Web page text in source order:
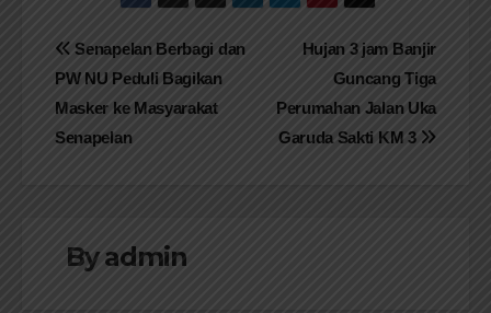
Navigasi
pos
Hujan 3 jam Banjir
Guncang Tiga
Perumahan Jalan Uka
Garuda Sakti KM 3
Senapelan Berbagi dan
PW NU Peduli Bagikan
Masker ke Masyarakat
Senapelan
Byadmin